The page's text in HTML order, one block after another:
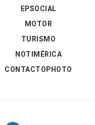
EPSOCIAL
MOTOR
TURISMO
NOTIMÉRICA
CONTACTOPHOTO